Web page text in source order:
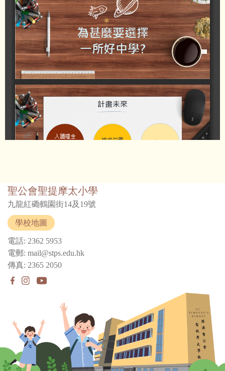
聖公會聖提摩太小學
九龍紅磡鶴園街14及19號
學校地圖
電話: 2362 5953
電郵: mail@stps.edu.hk
傳真: 2365 2050